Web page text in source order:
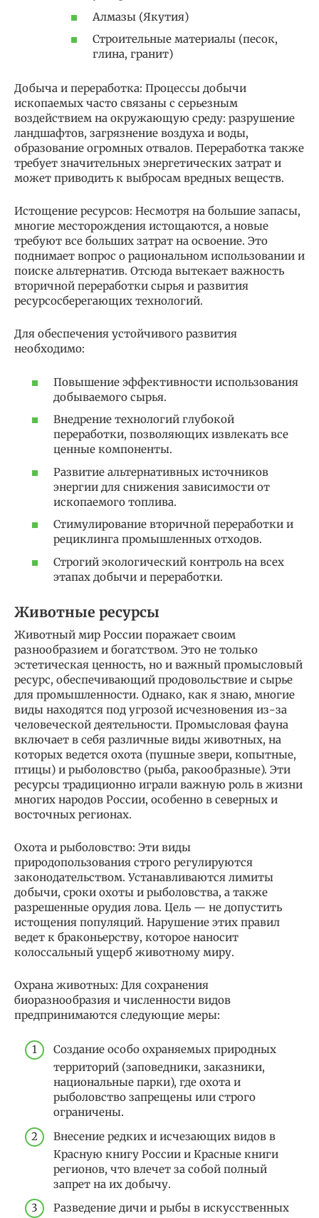
Алмазы (Якутия)
Строительные материалы (песок,
глина, гранит)
Добыча и переработка: Процессы добычи
ископаемых часто связаны с серьезным
воздействием на окружающую среду: разрушение
ландшафтов, загрязнение воздуха и воды,
образование огромных отвалов. Переработка также
требует значительных энергетических затрат и
может приводить к выбросам вредных веществ.
Истощение ресурсов: Несмотря на большие запасы,
многие месторождения истощаются, а новые
требуют все больших затрат на освоение. Это
поднимает вопрос о рациональном использовании и
поиске альтернатив. Отсюда вытекает важность
вторичной переработки сырья и развития
ресурсосберегающих технологий.
Для обеспечения устойчивого развития
необходимо:
Повышение эффективности использования
добываемого сырья.
Внедрение технологий глубокой
переработки, позволяющих извлекать все
ценные компоненты.
Развитие альтернативных источников
энергии для снижения зависимости от
ископаемого топлива.
Стимулирование вторичной переработки и
рециклинга промышленных отходов.
Строгий экологический контроль на всех
этапах добычи и переработки.
Животные ресурсы
Животный мир России поражает своим
разнообразием и богатством. Это не только
эстетическая ценность, но и важный промысловый
ресурс, обеспечивающий продовольствие и сырье
для промышленности. Однако, как я знаю, многие
виды находятся под угрозой исчезновения из-за
человеческой деятельности. Промысловая фауна
включает в себя различные виды животных, на
которых ведется охота (пушные звери, копытные,
птицы) и рыболовство (рыба, ракообразные). Эти
ресурсы традиционно играли важную роль в жизни
многих народов России, особенно в северных и
восточных регионах.
Охота и рыболовство: Эти виды
природопользования строго регулируются
законодательством. Устанавливаются лимиты
добычи, сроки охоты и рыболовства, а также
разрешенные орудия лова. Цель — не допустить
истощения популяций. Нарушение этих правил
ведет к браконьерству, которое наносит
колоссальный ущерб животному миру.
Охрана животных: Для сохранения
биоразнообразия и численности видов
предпринимаются следующие меры:
Создание особо охраняемых природных
территорий (заповедники, заказники,
национальные парки), где охота и
рыболовство запрещены или строго
ограничены.
Внесение редких и исчезающих видов в
Красную книгу России и Красные книги
регионов, что влечет за собой полный
запрет на их добычу.
Разведение дичи и рыбы в искусственных